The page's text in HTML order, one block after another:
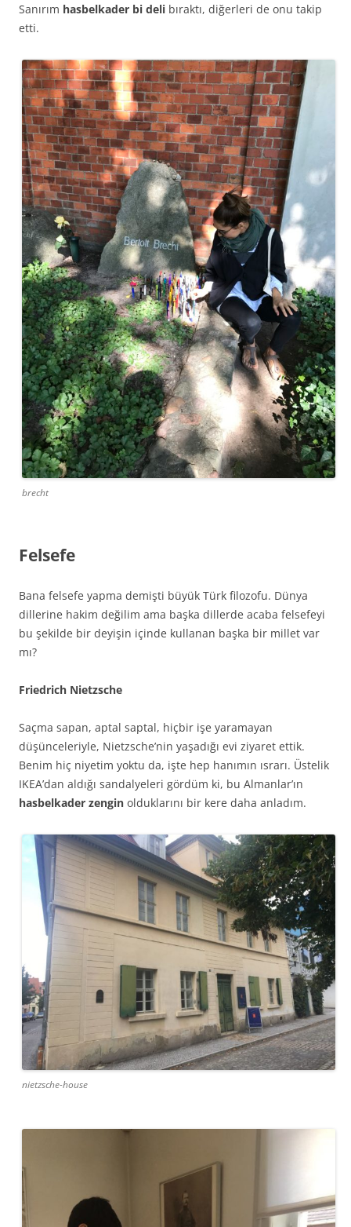
Sanırım hasbelkader bi deli bıraktı, diğerleri de onu takip
etti.
brecht
Felsefe
Bana felsefe yapma demişti büyük Türk filozofu. Dünya
dillerine hakim değilim ama başka dillerde acaba felsefeyi
bu şekilde bir deyişin içinde kullanan başka bir millet var
mı?
Friedrich Nietzsche
Saçma sapan, aptal saptal, hiçbir işe yaramayan
düşünceleriyle, Nietzsche’nin yaşadığı evi ziyaret ettik.
Benim hiç niyetim yoktu da, işte hep hanımın ısrarı. Üstelik
IKEA’dan aldığı sandalyeleri gördüm ki, bu Almanlar’ın
hasbelkader zengin olduklarını bir kere daha anladım.
nietzsche-house